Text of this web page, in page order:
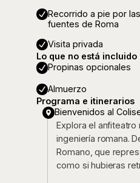
Recorrido a pie por
fuentes de Roma
Visita privada
Lo que no está incluido
Propinas opcionales
Almuerzo
Programa e itinerarios
Bienvenidos al
Explora el
ingeniería romana.
Romano, que
como si hubieras